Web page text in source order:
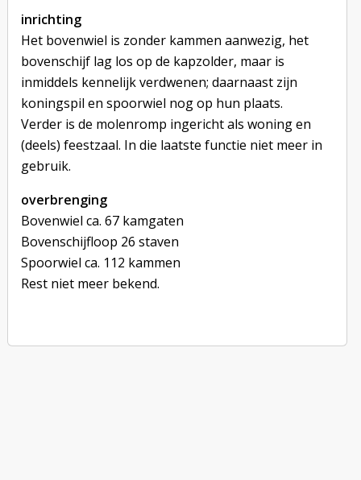
inrichting
Het bovenwiel is zonder kammen aanwezig, het
bovenschijf lag los op de kapzolder, maar is
inmiddels kennelijk verdwenen; daarnaast zijn
koningspil en spoorwiel nog op hun plaats.
Verder is de molenromp ingericht als woning en
(deels) feestzaal. In die laatste functie niet meer in
gebruik.
overbrenging
Bovenwiel ca. 67 kamgaten
Bovenschijfloop 26 staven
Spoorwiel ca. 112 kammen
Rest niet meer bekend.